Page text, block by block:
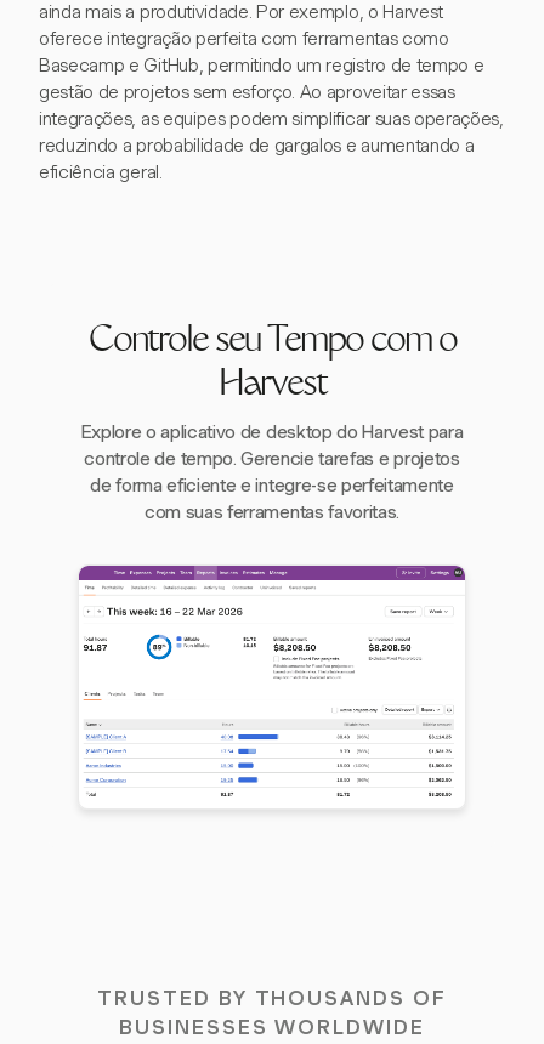
ainda mais a produtividade. Por exemplo, o Harvest
oferece integração perfeita com ferramentas como
Basecamp e GitHub, permitindo um registro de tempo e
gestão de projetos sem esforço. Ao aproveitar essas
integrações, as equipes podem simplificar suas operações,
reduzindo a probabilidade de gargalos e aumentando a
eficiência geral.
Controle seu Tempo com o
Harvest
Explore o aplicativo de desktop do Harvest para
controle de tempo. Gerencie tarefas e projetos
de forma eficiente e integre-se perfeitamente
com suas ferramentas favoritas.
TRUSTED BY THOUSANDS OF
BUSINESSES WORLDWIDE